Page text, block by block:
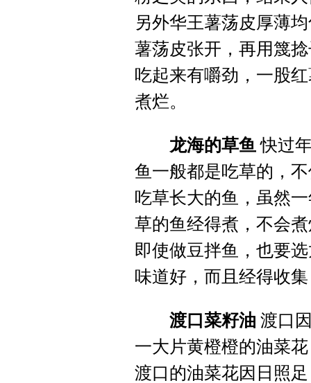
另外华王薯荡皮厚薄
薯荡皮张开，再用篾
吃起来有嚼劲，一股
煮烂。
龙海的草鱼 快过
鱼一般都是吃草的，
吃草长大的鱼，虽然
草的鱼经得煮，不会
即使做豆拌鱼，也要
味道好，而且经得收
渡口菜籽油 渡口
一大片黄橙橙的油菜
渡口的油菜花因日照